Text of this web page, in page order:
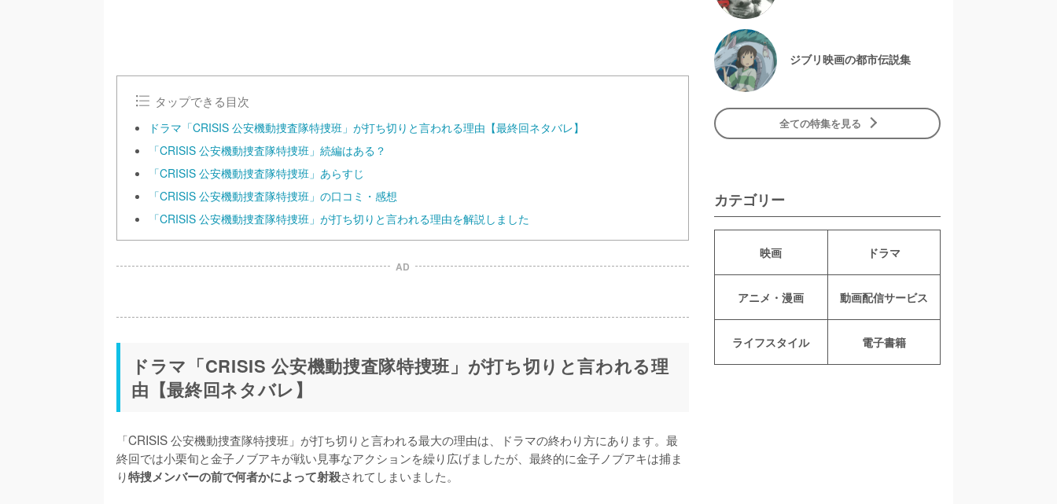
タップできる目次
ドラマ「CRISIS 公安機動捜査隊特捜班」が打ち切りと言われる理由【最終回ネタバレ】
「CRISIS 公安機動捜査隊特捜班」続編はある？
「CRISIS 公安機動捜査隊特捜班」あらすじ
「CRISIS 公安機動捜査隊特捜班」の口コミ・感想
「CRISIS 公安機動捜査隊特捜班」が打ち切りと言われる理由を解説しました
AD
ドラマ「CRISIS 公安機動捜査隊特捜班」が打ち切りと言われる理
由【最終回ネタバレ】
「CRISIS 公安機動捜査隊特捜班」が打ち切りと言われる最大の理由は、ドラマの終わり方にあります。最
終回では小栗旬と金子ノブアキが戦い見事なアクションを繰り広げましたが、最終的に金子ノブアキは捕ま
り特捜メンバーの前で何者かによって射殺されてしまいました。
ジブリ映画の都市伝説集
全ての特集を見る
カテゴリー
映画 ドラマ
アニメ・漫画 動画配信サービス
ライフスタイル 電子書籍